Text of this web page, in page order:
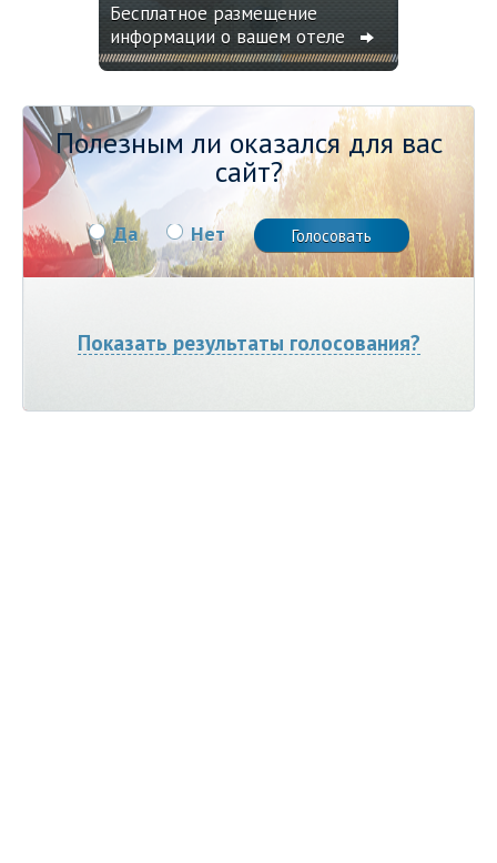
Бесплатное размещение
информации о вашем отеле
Полезным ли оказался для вас
сайт?
Да Нет
Показать результаты голосования?